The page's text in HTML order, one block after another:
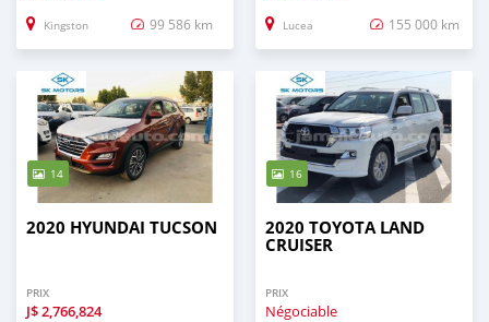
Kingston 99 586 km Lucea 155 000 km
14
2020 HYUNDAI TUCSON
PRIX
J$2,766,824
16
2020 TOYOTA LAND
CRUISER
PRIX
Négociable